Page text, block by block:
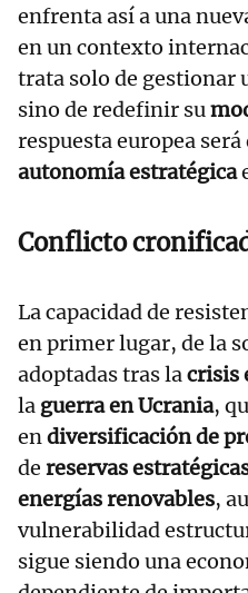
enfrenta así a una
en un contexto
trata solo de gestionar
sino de redefinir su
respuesta europea
autonomía estratégica
Conflicto
La capacidad de
en primer lugar, de la
adoptadas tras lacrisis
la guerra en Ucrania,
endiversificación de
de reservas
energías renovables,
vulnerabilidad
sigue siendo una